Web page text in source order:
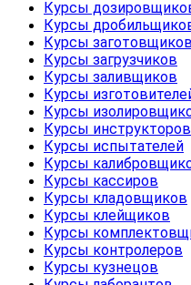
Курсы
Курсы
Курсы заготовщиков
Курсы загрузчиков
Курсы заливщиков
Курсы
Курсы
Курсы инструкторов
Курсы испытателей
Курсы
Курсы кассиров
Курсы кладовщиков
Курсы клейщиков
Курсы
Курсы контролеров
Курсы кузнецов